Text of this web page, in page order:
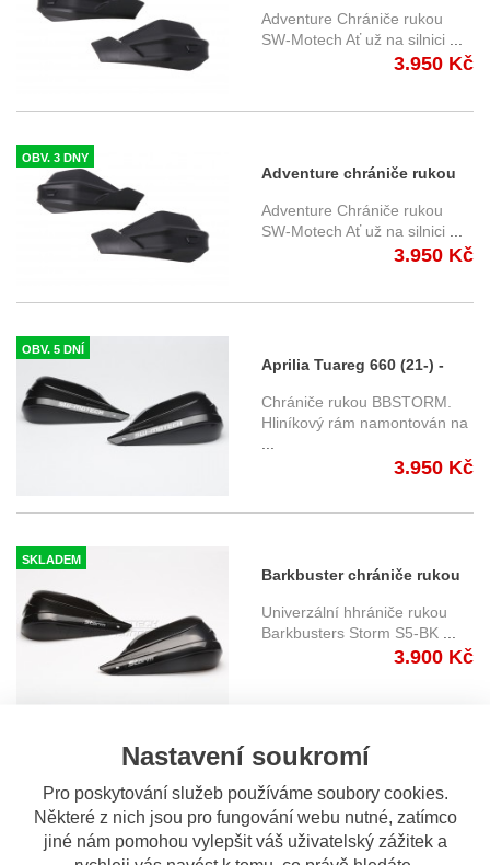
Nastavení soukromí
Pro poskytování služeb používáme soubory cookies.
Některé z nich jsou pro fungování webu nutné, zatímco
jiné nám pomohou vylepšit váš uživatelský zážitek a
Honda NX 700/750 X/S (11-
24) HDG.00.220.30101/B
Adventure Chrániče rukou
SW-Motech Ať už na silnici
3.950 Kč
OBV. 3 DNY
Adventure chrániče rukou
Honda X-ADV 750 (16-20)
HDG.00.220.31701/B
Adventure Chrániče rukou
SW-Motech Ať už na silnici
3.950 Kč
OBV. 5 DNÍ
Aprilia Tuareg 660 (21-) -
chránič rukou BBSTORM
SW-Motech
HPR.00.220.12800/B
Chrániče rukou BBSTORM.
Hliníkový rám namontován na
3.950 Kč
SKLADEM
Barkbuster chrániče rukou
Kit Storm S5 - řídítka 22/25
mm
Univerzální hhrániče rukou
Barkbusters Storm S5-BK
3.900 Kč
Barkbusters EGO Chrániče
rukopu pro řídítka 22 mm,
bílé
Univerzální chrániče
rukou/páček Barkbusters EGO